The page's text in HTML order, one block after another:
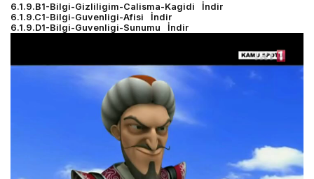
6.1.9.B1-Bilgi-Gizliligim-Calisma-Kagidi
İndir
6.1.9.C1-Bilgi-Guvenligi-Afisi
İndir
6.1.9.D1-Bilgi-Guvenligi-Sunumu
İndir